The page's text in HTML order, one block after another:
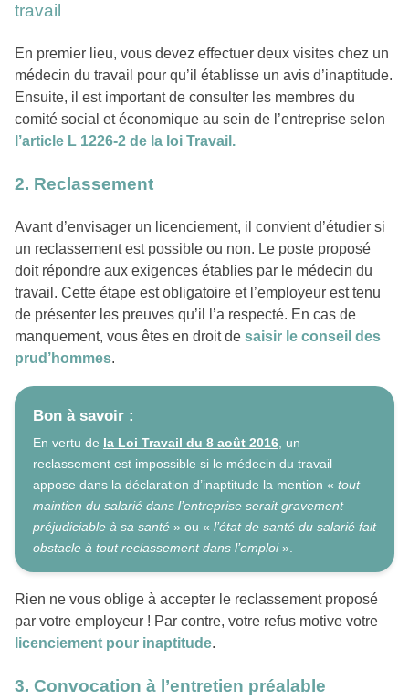
travail
En premier lieu, vous devez effectuer deux visites chez un
médecin du travail pour qu’il établisse un avis d’inaptitude.
Ensuite, il est important de consulter les membres du
comité social et économique au sein de l’entreprise selon
l’article L 1226-2 de la loi Travail.
2. Reclassement
Avant d’envisager un licenciement, il convient d’étudier si
un reclassement est possible ou non. Le poste proposé
doit répondre aux exigences établies par le médecin du
travail. Cette étape est obligatoire et l’employeur est tenu
de présenter les preuves qu’il l’a respecté. En cas de
manquement, vous êtes en droit de saisir le conseil des
prud’hommes.
Bon à savoir :
En vertu de la Loi Travail du 8 août 2016 , un
reclassement est impossible si le médecin du travail
appose dans la déclaration d’inaptitude la mention « tout
maintien du salarié dans l’entreprise serait gravement
préjudiciable à sa santé » ou « l’état de santé du salarié fait
obstacle à tout reclassement dans l’emploi».
Rien ne vous oblige à accepter le reclassement proposé
par votre employeur ! Par contre, votre refus motive votre
licenciement pour inaptitude.
3. Convocation à l’entretien préalable